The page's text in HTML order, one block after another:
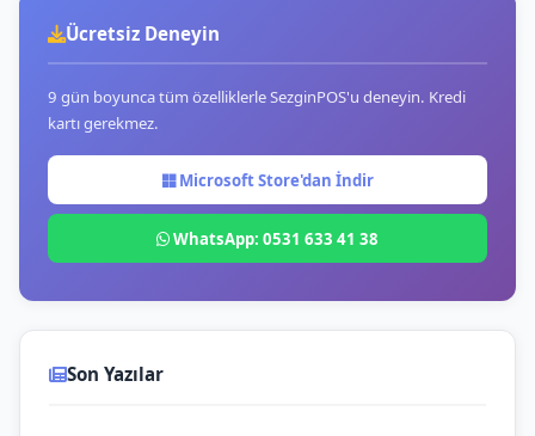
Ücretsiz Deneyin
9 gün boyunca tüm özelliklerle SezginPOS'u deneyin. Kredi
kartı gerekmez.
Microsoft Store'dan İndir
WhatsApp: 0531 633 41 38
Son Yazılar